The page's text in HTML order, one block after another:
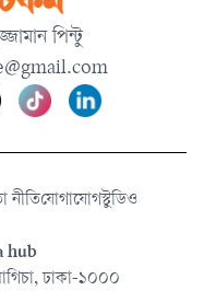
পিন্টু
নীতিযোগাযোগস্টুডিও
hub
ঢাকা-১০০০